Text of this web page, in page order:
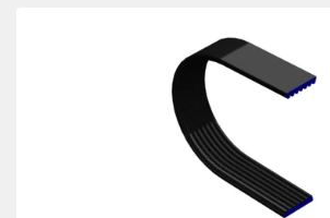
Širokopásové brusky
Pásové a hranové brusky
Kartáčovací stroje a kartáčové brusky
Kombinované stroje
Olepovačky hran